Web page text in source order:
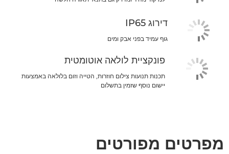
דירוג IP65
גוף עמיד בפני אבק ומים
פונקציית לולאה אוטומטית
תכנות תנועות צילום חוזרות, הטייה וזום בלולאה באמצעות
יישום נוסף שזמין בתשלום
מפרטים מפורטים